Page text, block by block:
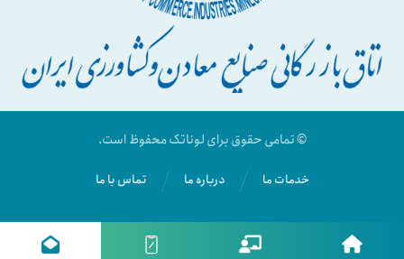
© تمامی حقوق برای لوناتک محفوظ است.
تماس با ما درباره ما خدمات ما